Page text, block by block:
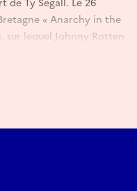
« Anarchy in the
sur lequel Johnny Rotten
ans plus tard,
demi-siècle de
construit et